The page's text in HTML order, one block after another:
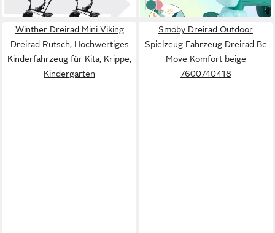
Grün
Rosa
Winther Dreirad Mini Viking
Dreirad Rutsch, Hochwertiges
Kinderfahrzeug für Kita, Krippe,
Kindergarten
Smoby Dreirad Outdoor
Spielzeug Fahrzeug Dreirad Be
Move Komfort beige
7600740418